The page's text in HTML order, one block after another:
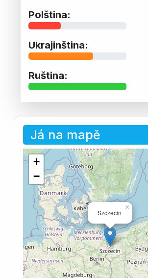
Polština:
Ukrajinština:
Ruština:
Já na mapě
Szczecin
×
+
−